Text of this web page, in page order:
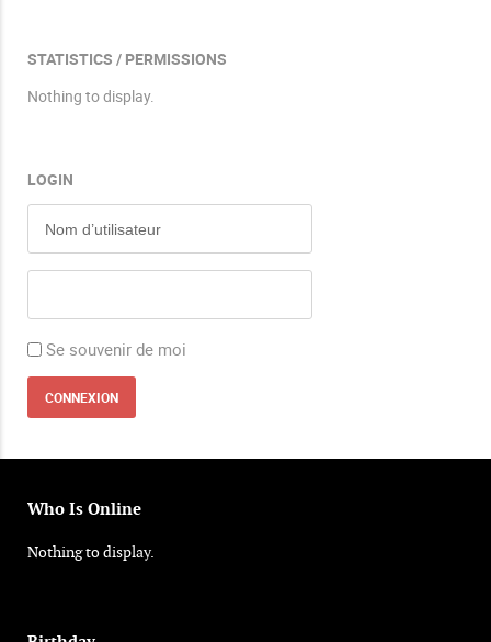
STATISTICS / PERMISSIONS
Nothing to display.
LOGIN
Se souvenir de moi
Who Is Online
Nothing to display.